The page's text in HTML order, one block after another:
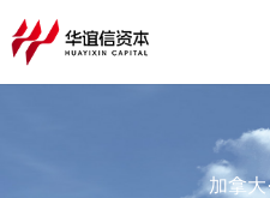
加拿大